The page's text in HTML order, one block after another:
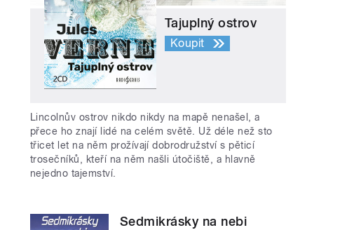
Tajuplný ostrov
Koupit
Lincolnův ostrov nikdo nikdy na mapě nenašel, a
přece ho znají lidé na celém světě. Už déle než sto
třicet let na něm prožívají dobrodružství s pěticí
trosečníků, kteří na něm našli útočiště, a hlavně
nejedno tajemství.
Sedmikrásky na nebi